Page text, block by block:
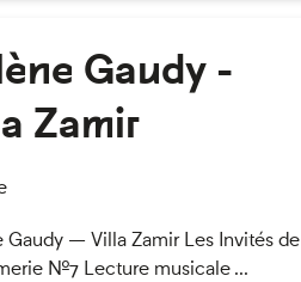
Gaudy -
Zamir
Gaudy — Villa Zamir Les Invités de
n°7 Lecture musicale ...
cookies